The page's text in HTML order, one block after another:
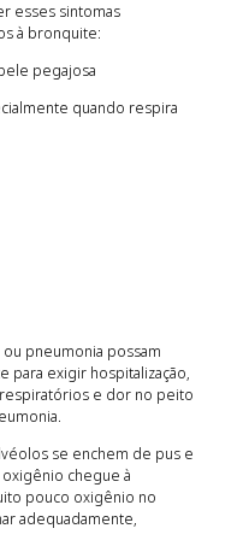
esses sintomas
à bronquite:
pegajosa
quando respira
pneumonia possam
para exigir hospitalização,
e dor no peito
se enchem de pus e
chegue à
pouco oxigênio no
adequadamente,